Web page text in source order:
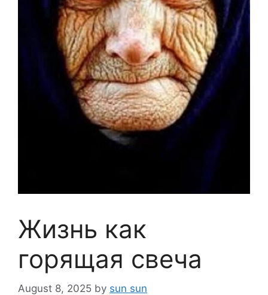
Жизнь как
горящая свеча
August 8, 2025 by sun sun